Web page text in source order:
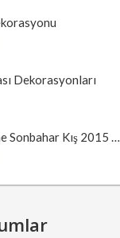
Dekorasyonları
Sonbahar Kış 2015 …